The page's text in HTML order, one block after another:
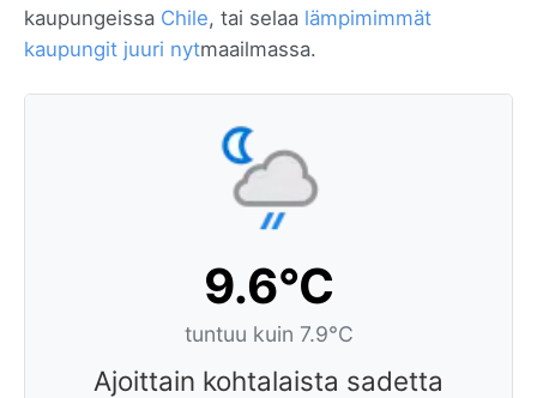
kaupungeissa Chile, tai selaa lämpimimmät
kaupungit juuri nytmaailmassa.
9.6°C
tuntuu kuin 7.9°C
Ajoittain kohtalaista sadetta